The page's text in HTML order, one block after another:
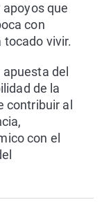
que
con
tocado vivir.
del
de la
contribuir al
con el